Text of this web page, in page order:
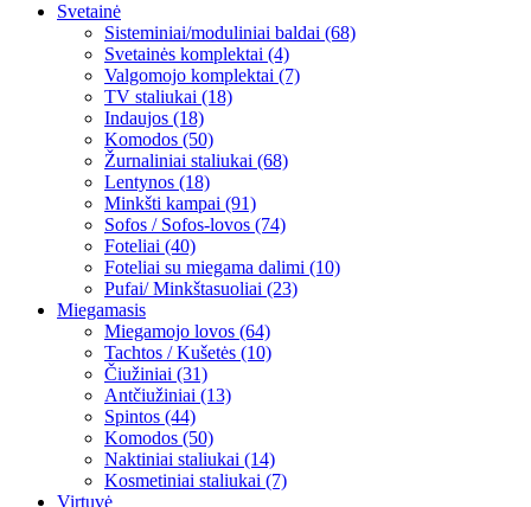
Svetainė
Sisteminiai/moduliniai baldai (68)
Svetainės komplektai (4)
Valgomojo komplektai (7)
TV staliukai (18)
Indaujos (18)
Komodos (50)
Žurnaliniai staliukai (68)
Lentynos (18)
Minkšti kampai (91)
Sofos / Sofos-lovos (74)
Foteliai (40)
Foteliai su miegama dalimi (10)
Pufai/ Minkštasuoliai (23)
Miegamasis
Miegamojo lovos (64)
Tachtos / Kušetės (10)
Čiužiniai (31)
Antčiužiniai (13)
Spintos (44)
Komodos (50)
Naktiniai staliukai (14)
Kosmetiniai staliukai (7)
Virtuvė